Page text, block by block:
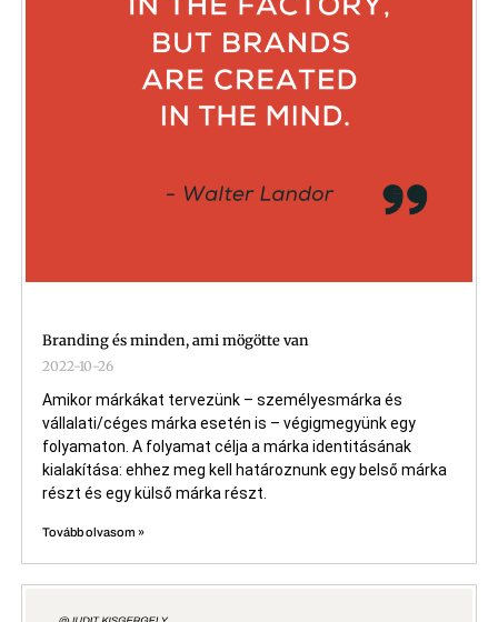
Branding és minden, ami mögötte van
2022-10-26
Amikor márkákat tervezünk – személyesmárka és
vállalati/céges márka esetén is – végigmegyünk egy
folyamaton. A folyamat célja a márka identitásának
kialakítása: ehhez meg kell határoznunk egy belső márka
részt és egy külső márka részt.
Tovább olvasom »